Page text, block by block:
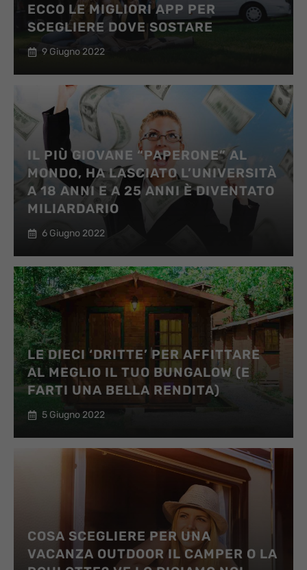
ECCO LE MIGLIORI APP PER
SCEGLIERE DOVE SOSTARE
9 Giugno 2022
IL PIÙ GIOVANE “PAPERONE” AL
MONDO, HA LASCIATO L’UNIVERSITÀ
A 18 ANNI E A 25 ANNI È DIVENTATO
MILIARDARIO
6 Giugno 2022
LE DIECI ‘DRITTE’ PER AFFITTARE
AL MEGLIO IL TUO BUNGALOW (E
FARTI UNA BELLA RENDITA)
5 Giugno 2022
COSA SCEGLIERE PER UNA
VACANZA OUTDOOR IL CAMPER O LA